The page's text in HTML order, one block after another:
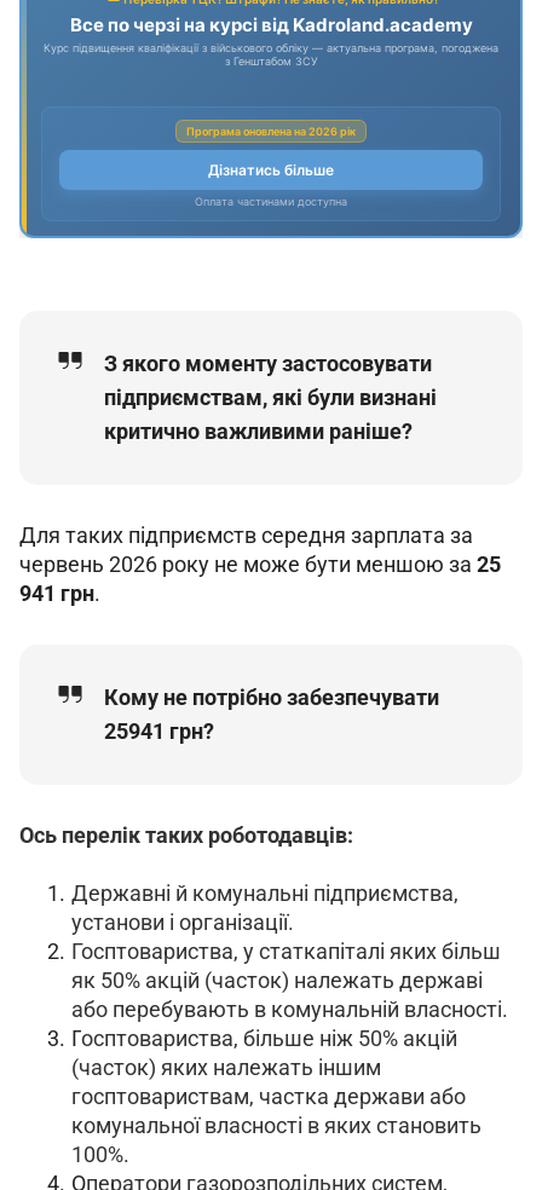
З якого моменту застосовувати
підприємствам, які були визнані
критично важливими раніше?
Для таких підприємств середня зарплата за
червень 2026 року не може бути меншою за 25
941 грн.
Кому не потрібно забезпечувати
25941 грн?
Ось перелік таких роботодавців:
Державні й комунальні підприємства,
установи і організації.
Госптовариства, у статкапіталі якихбільш
як 50% акцій (часток) належать державі
або перебувають в комунальній власності.
Госптовариства, більше ніж 50% акцій
(часток) яких належать іншим
госптовариствам, частка держави або
комунальної власності в яких становить
100%.
Оператори газорозподільних систем,